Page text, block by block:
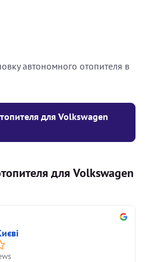
автономного отопителя в
для Volkswagen
для Volkswagen